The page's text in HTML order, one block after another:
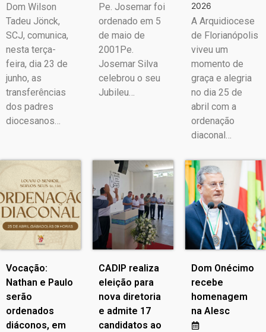
Dom Wilson
Tadeu Jönck,
SCJ, comunica,
nesta terça-
feira, dia 23 de
junho, as
transferências
dos padres
diocesanos…
Pe. Josemar foi
ordenado em 5
de maio de
2001Pe.
Josemar Silva
celebrou o seu
Jubileu…
2026
A Arquidiocese
de Florianópolis
viveu um
momento de
graça e alegria
no dia 25 de
abril com a
ordenação
diaconal…
Vocação:
Nathan e Paulo
serão
ordenados
diáconos, em
CADIP realiza
eleição para
nova diretoria
e admite 17
candidatos ao
Dom Onécimo
recebe
homenagem
na Alesc